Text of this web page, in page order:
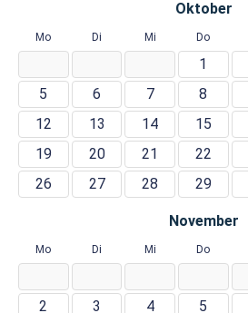
Oktober
Mo Di Mi Do
1
5
6 7 8
12
13 14 15
19
20 21 22
26
27 28 29
November
Mo Di Mi Do
2
3 4 5